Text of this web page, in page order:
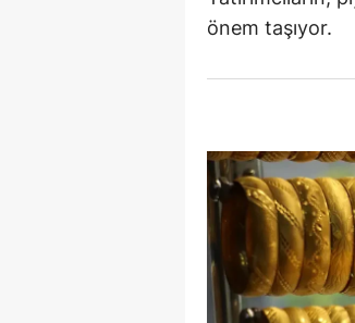
önem taşıyor.